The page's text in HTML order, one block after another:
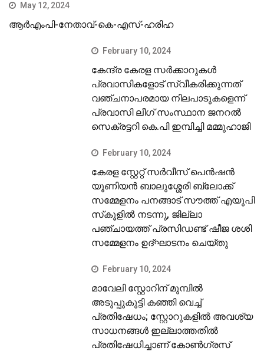
May 12, 2024
ആർഎംപി-നേതാവ്-കെ-എസ്-ഹരിഹ
February 10, 2024
കേന്ദ്ര കേരള സര്‍ക്കാറുകള്‍
പ്രവാസികളോട് സ്വീകരിക്കുന്നത്
വഞ്ചനാപരമായ നിലപാടുകളെന്ന്
പ്രവാസി ലീഗ് സംസ്ഥാന ജനറല്‍
സെക്രട്ടറി കെ.പി ഇമ്പിച്ചി മമ്മുഹാജി
February 10, 2024
കേരള സ്റ്റേറ്റ് സര്‍വീസ് പെന്‍ഷന്‍
യൂണിയന്‍ ബാലുശ്ശേരി ബ്ലോക്ക്
സമ്മേളനം പനങ്ങാട് സൗത്ത് എയുപി
സ്‌കൂളില്‍ നടന്നു, ജില്ലാ
പഞ്ചായത്ത് പ്രസിഡണ്ട് ഷീജ ശശി
സമ്മേളനം ഉദ്ഘാടനം ചെയ്തു
February 10, 2024
മാവേലി സ്റ്റോറിന് മുമ്പില്‍
അടുപ്പുകുട്ടി കഞ്ഞി വെച്ച്
പ്രതിഷേധം; സ്റ്റോറുകളില്‍ അവശ്യ
സാധനങ്ങള്‍ ഇല്ലാത്തതില്‍
പ്രതിഷേധിച്ചാണ് കോണ്‍ഗ്രസ്